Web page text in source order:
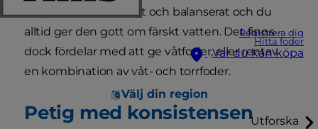
Registrera dig
Hitta foder
Var du kan köpa
Välj din region
Utforska
länge det är komplett och balanserat och du
alltid ger den gott om färskt vatten. Det finns
dock fördelar med att ge våtfoder, eller rentav
en kombination av våt- och torrfoder.
Petig med konsistensen